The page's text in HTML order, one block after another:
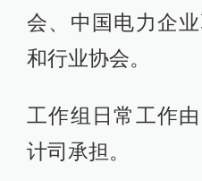
会、中国电力企
和行业协会。
工作组日常工作
计司承担。